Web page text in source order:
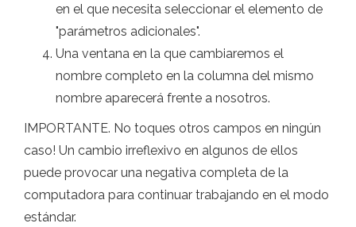
en el que necesita seleccionar el elemento de
"parámetros adicionales".
Una ventana en la que cambiaremos el
nombre completo en la columna del mismo
nombre aparecerá frente a nosotros.
IMPORTANTE. No toques otros campos en ningún
caso! Un cambio irreflexivo en algunos de ellos
puede provocar una negativa completa de la
computadora para continuar trabajando en el modo
estándar.